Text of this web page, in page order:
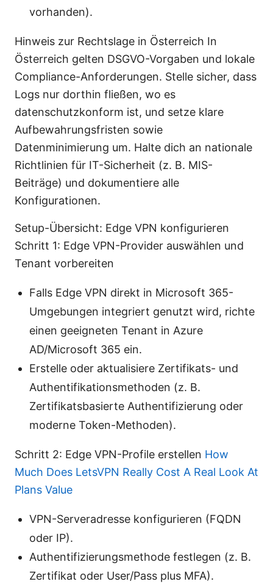
vorhanden).
Hinweis zur Rechtslage in Österreich In
Österreich gelten DSGVO-Vorgaben und lokale
Compliance-Anforderungen. Stelle sicher, dass
Logs nur dorthin fließen, wo es
datenschutzkonform ist, und setze klare
Aufbewahrungsfristen sowie
Datenminimierung um. Halte dich an nationale
Richtlinien für IT-Sicherheit (z. B. MIS-
Beiträge) und dokumentiere alle
Konfigurationen.
Setup-Übersicht: Edge VPN konfigurieren
Schritt 1: Edge VPN-Provider auswählen und
Tenant vorbereiten
Falls Edge VPN direkt in Microsoft 365-
Umgebungen integriert genutzt wird, richte
einen geeigneten Tenant in Azure
AD/Microsoft 365 ein.
Erstelle oder aktualisiere Zertifikats- und
Authentifikationsmethoden (z. B.
Zertifikatsbasierte Authentifizierung oder
moderne Token-Methoden).
Schritt 2: Edge VPN-Profile erstellen How
Much Does LetsVPN Really Cost A Real Look At
Plans Value
VPN-Serveradresse konfigurieren (FQDN
oder IP).
Authentifizierungsmethode festlegen (z. B.
Zertifikat oder User/Pass plus MFA).